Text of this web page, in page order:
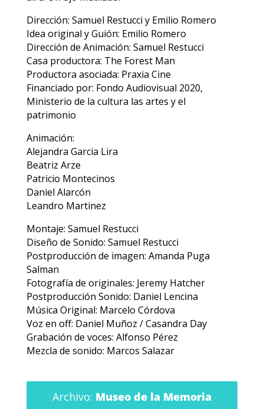
Dirección: Samuel Restucci y Emilio Romero
Idea original y Guión: Emilio Romero
Dirección de Animación: Samuel Restucci
Casa productora: The Forest Man
Productora asociada: Praxia Cine
Financiado por: Fondo Audiovisual 2020,
Ministerio de la cultura las artes y el
patrimonio
Animación:
Alejandra Garcia Lira
Beatriz Arze
Patricio Montecinos
Daniel Alarcón
Leandro Martinez
Montaje: Samuel Restucci
Diseño de Sonido: Samuel Restucci
Postproducción de imagen: Amanda Puga
Salman
Fotografía de originales: Jeremy Hatcher
Postproducción Sonido: Daniel Lencina
Música Original: Marcelo Córdova
Voz en off: Daniel Muñoz / Casandra Day
Grabación de voces: Alfonso Pérez
Mezcla de sonido: Marcos Salazar
Archivo: Museo de la Memoria